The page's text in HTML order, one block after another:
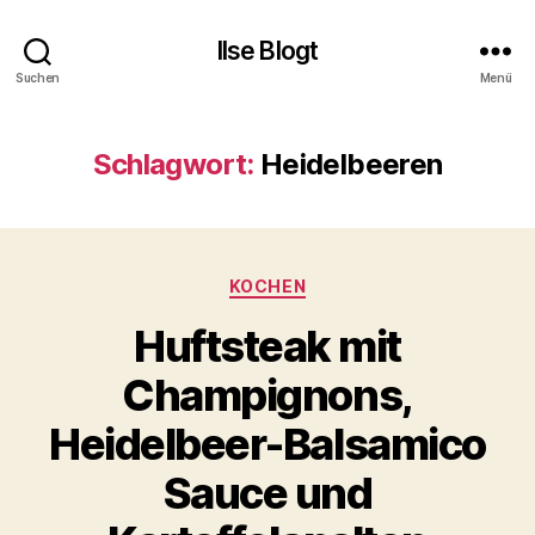
Suchen
Ilse Blogt
Menü
Schlagwort: Heidelbeeren
Kategorien
KOCHEN
Huftsteak mit
Champignons,
Heidelbeer-Balsamico
Sauce und